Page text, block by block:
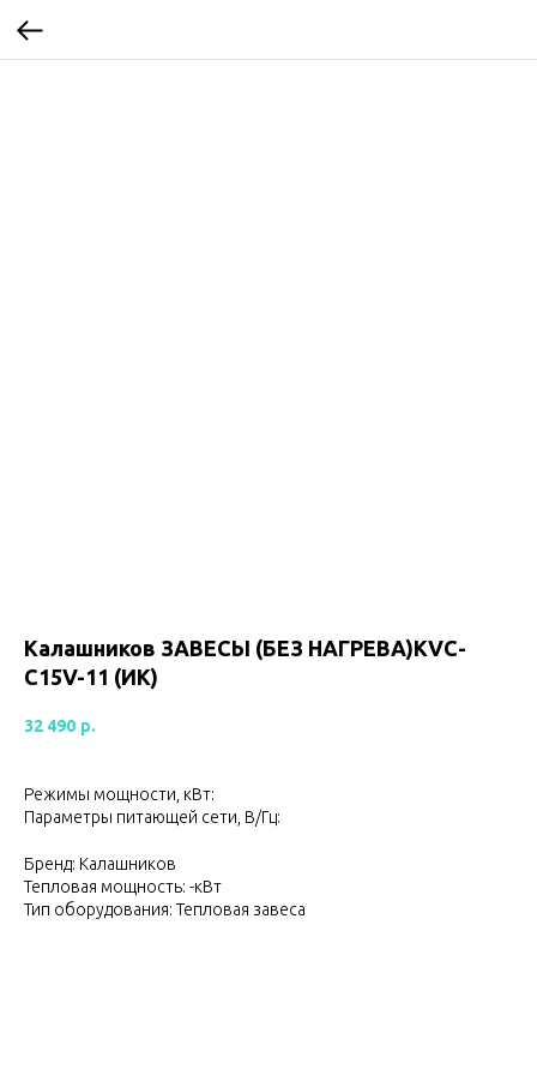
Калашников ЗАВЕСЫ (БЕЗ НАГРЕВА)KVС-
C15V-11 (ИК)
32 490 р.
Режимы мощности, кВт:
Параметры питающей сети, В/Гц:
Бренд: Калашников
Тепловая мощность: -кВт
Тип оборудования: Тепловая завеса